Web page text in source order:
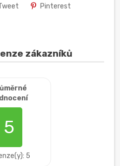
Pinterest
zákazníků
5
5